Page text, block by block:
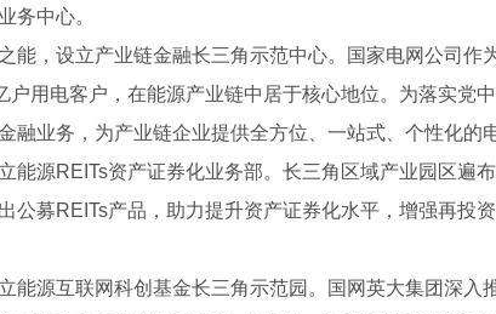
务中心。
能，设立产业链金融长三角示范中心。国家电网公司作
用电客户，在能源产业链中居于核心地位。为落实党中
融业务，为产业链企业提供全方位、一站式、个性化的
能源REITs资产证券化业务部。长三角区域产业园区遍
公募REITs产品，助力提升资产证券化水平，增强再投
能源互联网科创基金长三角示范园。国网英大集团深入